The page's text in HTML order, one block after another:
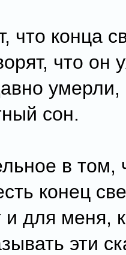
что конца
что он
умерли,
сон.
в том,
конец
и для меня,
эти